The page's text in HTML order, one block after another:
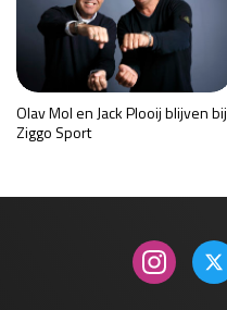
Olav Mol en Jack Plooij blijven bij
Ziggo Sport